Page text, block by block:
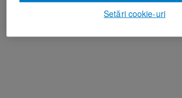
Setări cookie-uri